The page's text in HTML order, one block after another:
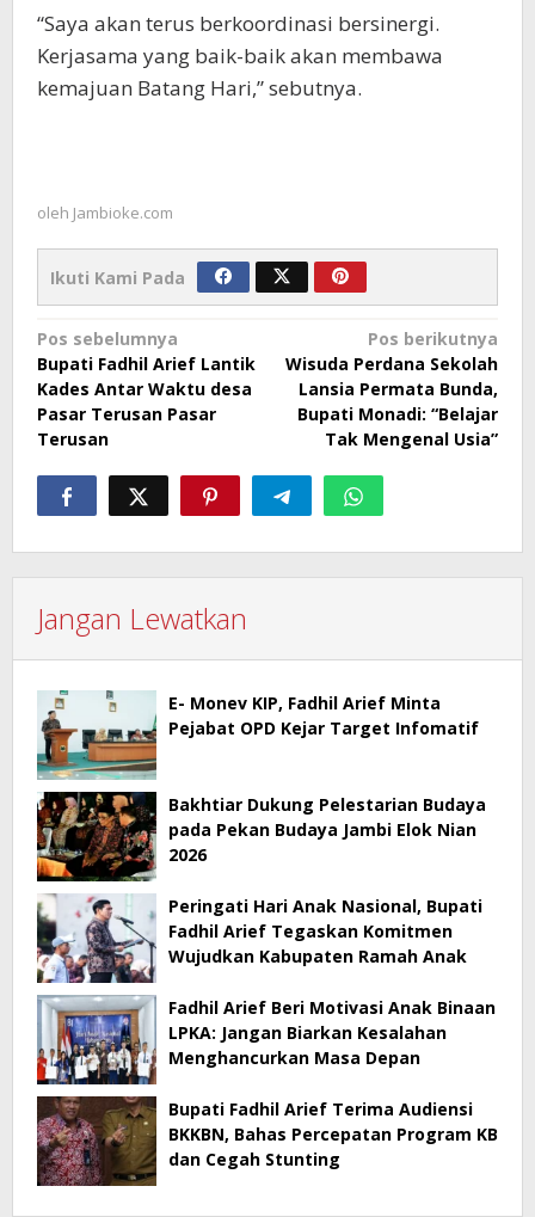
“Saya akan terus berkoordinasi bersinergi.
Kerjasama yang baik-baik akan membawa
kemajuan Batang Hari,” sebutnya.
oleh Jambioke.com
Ikuti Kami Pada
Navigasi
pos
Pos sebelumnya
Bupati Fadhil Arief Lantik
Kades Antar Waktu desa
Pasar Terusan Pasar
Terusan
Pos berikutnya
Wisuda Perdana Sekolah
Lansia Permata Bunda,
Bupati Monadi: “Belajar
Tak Mengenal Usia”
Jangan Lewatkan
E- Monev KIP, Fadhil Arief Minta
Pejabat OPD Kejar Target Infomatif
Bakhtiar Dukung Pelestarian Budaya
pada Pekan Budaya Jambi Elok Nian
2026
Peringati Hari Anak Nasional, Bupati
Fadhil Arief Tegaskan Komitmen
Wujudkan Kabupaten Ramah Anak
Fadhil Arief Beri Motivasi Anak Binaan
LPKA: Jangan Biarkan Kesalahan
Menghancurkan Masa Depan
Bupati Fadhil Arief Terima Audiensi
BKKBN, Bahas Percepatan Program KB
dan Cegah Stunting